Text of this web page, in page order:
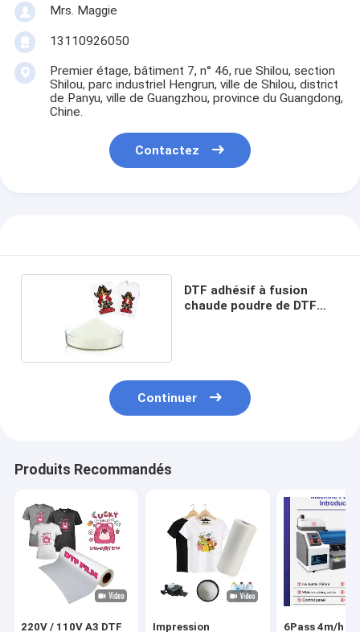
Mrs. Maggie
13110926050
Premier étage, bâtiment 7, n° 46, rue Shilou, section
Shilou, parc industriel Hengrun, ville de Shilou, district
de Panyu, ville de Guangzhou, province du Guangdong,
Chine.
Contactez
DTF adhésif à fusion
chaude poudre de DTF
Continuer
Produits Recommandés
220V / 110V A3 DTF Impression 6Pass 4m/h